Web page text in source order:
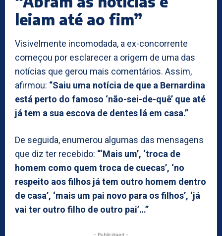
leiam até ao fim”
Visivelmente incomodada, a ex-concorrente
começou por esclarecer a origem de uma das
notícias que gerou mais comentários. Assim,
afirmou: “Saiu uma notícia de que a Bernardina
está perto do famoso ‘não-sei-de-quê’ que até
já tem a sua escova de dentes lá em casa.”
De seguida, enumerou algumas das mensagens
que diz ter recebido: “‘Mais um’, ‘troca de
homem como quem troca de cuecas’, ‘no
respeito aos filhos já tem outro homem dentro
de casa’, ‘mais um pai novo para os filhos’, ‘já
vai ter outro filho de outro pai’…”
- Publicidaed -